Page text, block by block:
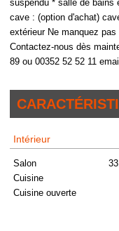
suspendu * salle de bains
cave : (option d'achat)
extérieur Ne manquez
Contactez-nous dès
89 ou 00352 52 52 11
Intérieur
Salon
Cuisine
Cuisine ouverte